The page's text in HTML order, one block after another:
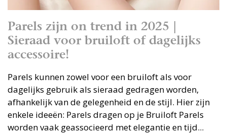
Parels zijn on trend in 2025 |
Sieraad voor bruiloft of dagelijks
accessoire!
Parels kunnen zowel voor een bruiloft als voor
dagelijks gebruik als sieraad gedragen worden,
afhankelijk van de gelegenheid en de stijl. Hier zijn
enkele ideeën: Parels dragen op je Bruiloft Parels
worden vaak geassocieerd met elegantie en tijd...